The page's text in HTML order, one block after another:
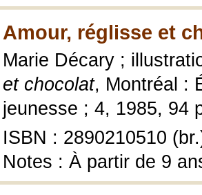
Amour, réglisse et
Marie Décary ;
et chocolat, Montréal :
jeunesse ; 4, 1985, 94
ISBN : 2890210510
Notes : À partir de 9